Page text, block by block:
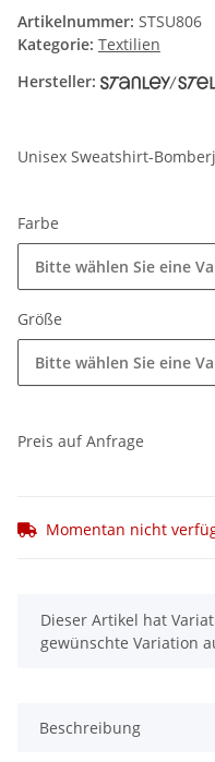
Artikelnummer: STSU806
Kategorie: Textilien
Hersteller:
Unisex Sweatshirt-
Farbe
Bitte wählen Sie eine
Größe
Bitte wählen Sie eine
Preis auf Anfrage
Momentan nicht
x
Dieser Artikel hat
gewünschte Variation
Beschreibung